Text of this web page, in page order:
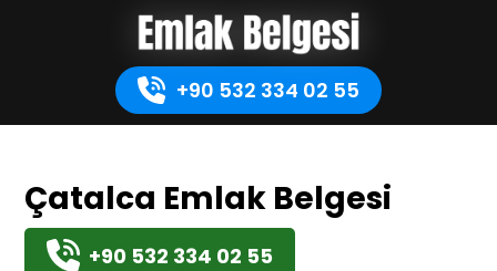
+90 532 334 02 55
Çatalca Emlak Belgesi
+90 532 334 02 55